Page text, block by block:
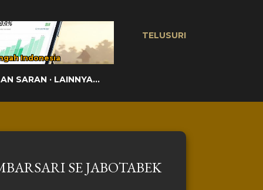
TELUSURI
Indonesia
SARAN LAINNYA…
SE JABOTABEK